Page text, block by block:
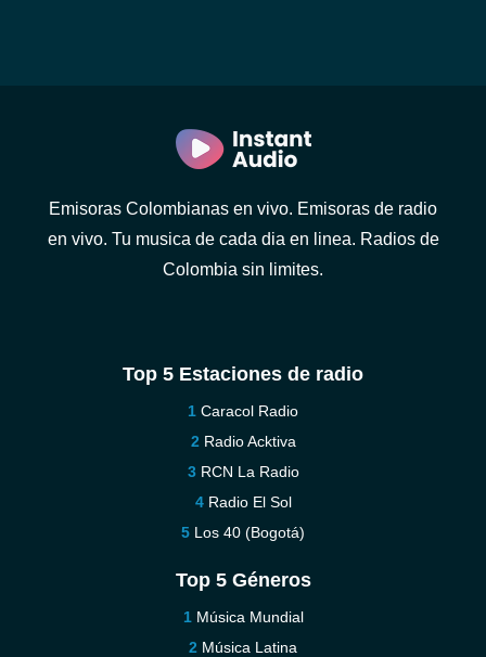
Emisoras Colombianas en vivo. Emisoras de radio
en vivo. Tu musica de cada dia en linea. Radios de
Colombia sin limites.
Top 5 Estaciones de radio
Caracol Radio
Radio Acktiva
RCN La Radio
Radio El Sol
Los 40 (Bogotá)
Top 5 Géneros
Música Mundial
Música Latina